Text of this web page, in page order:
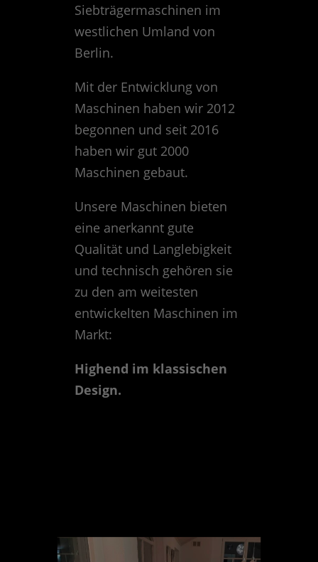
Siebträgermaschinen im
westlichen Umland von
Berlin.
Mit der Entwicklung von
Maschinen haben wir 2012
begonnen und seit 2016
haben wir gut 2000
Maschinen gebaut.
Unsere Maschinen bieten
eine anerkannt gute
Qualität und Langlebigkeit
und technisch gehören sie
zu den am weitesten
entwickelten Maschinen im
Markt:
Highend im klassischen
Design.